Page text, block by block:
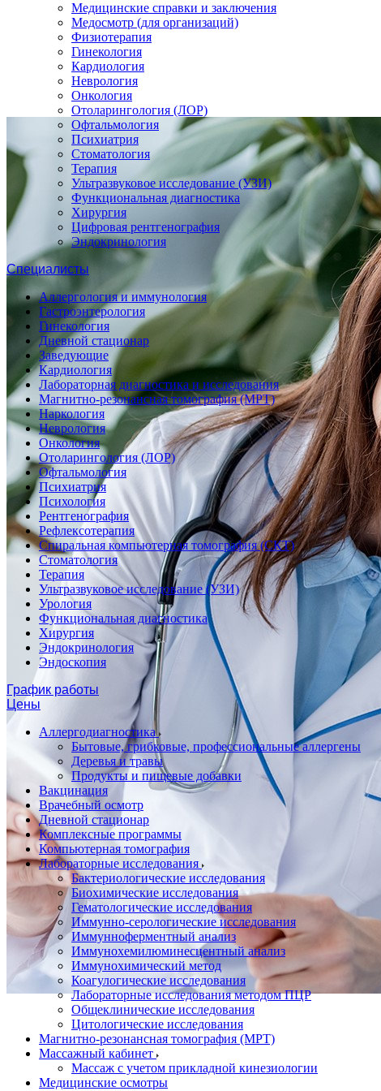
Медицинские справки и заключения
Медосмотр (для организаций)
Физиотерапия
Гинекология
Кардиология
Неврология
Онкология
Отоларингология (ЛОР)
Офтальмология
Психиатрия
Стоматология
Терапия
Ультразвуковое исследование (УЗИ)
Функциональная диагностика
Хирургия
Цифровая рентгенография
Эндокринология
Специалисты
Аллергология и иммунология
Гастроэнтерология
Гинекология
Дневной стационар
Заведующие
Кардиология
Лабораторная диагностика и исследования
Магнитно-резонансная томография (МРТ)
Наркология
Неврология
Онкология
Отоларингология (ЛОР)
Офтальмология
Психиатрия
Психология
Рентгенография
Рефлексотерапия
Спиральная компьютерная томография (СКТ)
Стоматология
Терапия
Ультразвуковое исследование (УЗИ)
Урология
Функциональная диагностика
Хирургия
Эндокринология
Эндоскопия
График работы
Цены
Аллергодиагностика
Бытовые, грибковые, профессиональные аллергены
Деревья и травы
Продукты и пищевые добавки
Вакцинация
Врачебный осмотр
Дневной стационар
Комплексные программы
Компьютерная томография
Лабораторные исследования
Бактериологические исследования
Биохимические исследования
Гематологические исследования
Иммунно-серологические исследования
Иммунноферментный анализ
Иммунохемилюминесцентный анализ
Иммунохимический метод
Коагулогические исследования
Лабораторные исследования методом ПЦР
Общеклинические исследования
Цитологические исследования
Магнитно-резонансная томография (МРТ)
Массажный кабинет
Массаж с учетом прикладной кинезиологии
Медицинские осмотры